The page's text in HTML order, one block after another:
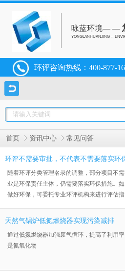
咏蓝环境— —
YONGLANHUANJING --
环评咨询热线： 400-877-
首页 资讯中心 常见问答
环评不需要审批，不代表不需要落实环
随着环评分类管理名录的调整，部分项目不
业是环保责任主体，仍需要落实环保措施。
做好环保，可委托专业环评机构来进行评估
天然气锅炉低氮燃烧器实现污染减排
通过低氮燃烧器加强废气循环，提高了利用
是氮氧化物